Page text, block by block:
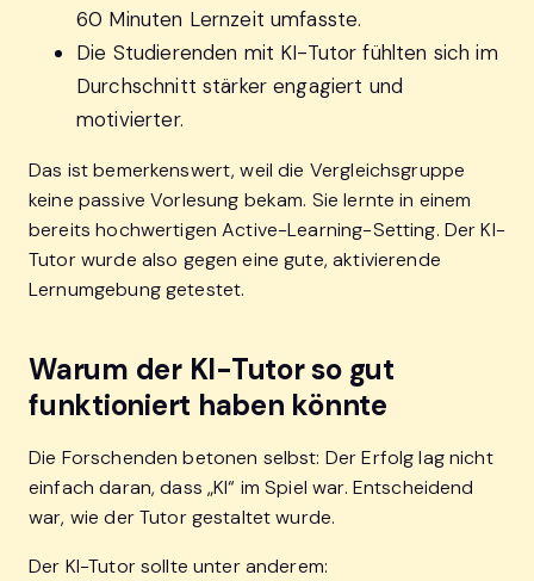
60 Minuten Lernzeit umfasste.
Die Studierenden mit KI-Tutor fühlten sich im
Durchschnitt stärker engagiert und
motivierter.
Das ist bemerkenswert, weil die Vergleichsgruppe
keine passive Vorlesung bekam. Sie lernte in einem
bereits hochwertigen Active-Learning-Setting. Der KI-
Tutor wurde also gegen eine gute, aktivierende
Lernumgebung getestet.
Warum der KI-Tutor so gut
funktioniert haben könnte
Die Forschenden betonen selbst: Der Erfolg lag nicht
einfach daran, dass „KI“ im Spiel war. Entscheidend
war, wie der Tutor gestaltet wurde.
Der KI-Tutor sollte unter anderem: